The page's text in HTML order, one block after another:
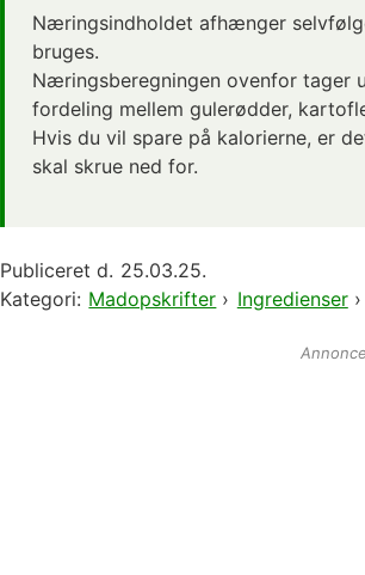
Næringsindholdet afhænger
bruges.
Næringsberegningen ovenfor tager
fordeling mellem gulerødder,
Hvis du vil spare på kalorierne, er
skal skrue ned for.
Publiceret d. 25.03.25.
Kategori: Madopskrifter › Ingredienser›
Annonce